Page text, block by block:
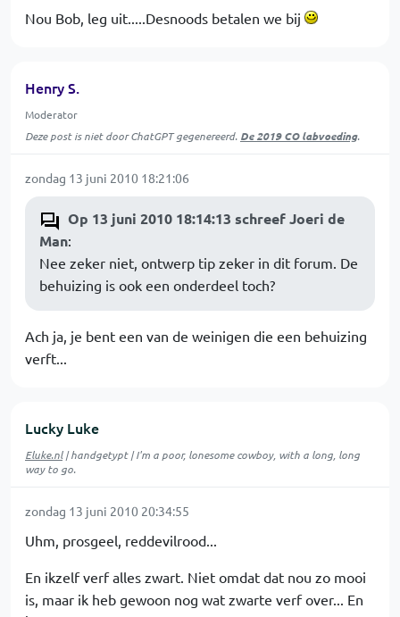
Nou Bob, leg uit.....Desnoods betalen we bij
Henry S.
Moderator
Deze post is niet door ChatGPT gegenereerd. De 2019 CO labvoeding.
zondag 13 juni 2010 18:21:06
Op 13 juni 2010 18:14:13 schreef Joeri de
Man:
Nee zeker niet, ontwerp tip zeker in dit forum. De
behuizing is ook een onderdeel toch?
Ach ja, je bent een van de weinigen die een behuizing
verft...
Lucky Luke
Eluke.nl| handgetypt | I'm a poor, lonesome cowboy, with a long, long
way to go.
zondag 13 juni 2010 20:34:55
Uhm, prosgeel, reddevilrood...
En ikzelf verf alles zwart. Niet omdat dat nou zo mooi
is, maar ik heb gewoon nog wat zwarte verf over... En